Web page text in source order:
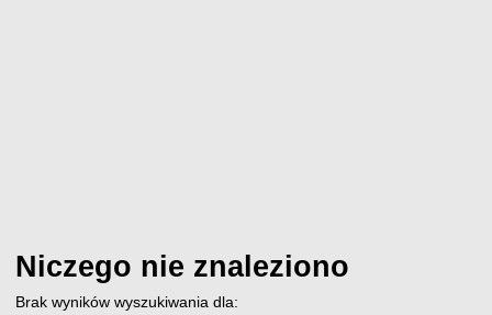
Niczego nie znaleziono
Brak wyników wyszukiwania dla: